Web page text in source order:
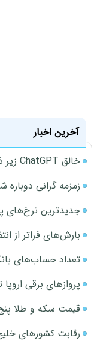
آخرین اخبار
خالق ChatGPT زیر ذره‌بین وزارت دادگستری آمریکا
زمزمه گرانی دوباره
جدیدترین نرخ‌های
بارش‌های فراتر از
تعداد حساب‌های
پروازهای برقی اروپا تا 2030 آغاز
قیمت سکه و طلا پنج‌شنبه 15
رقابت کشورهای